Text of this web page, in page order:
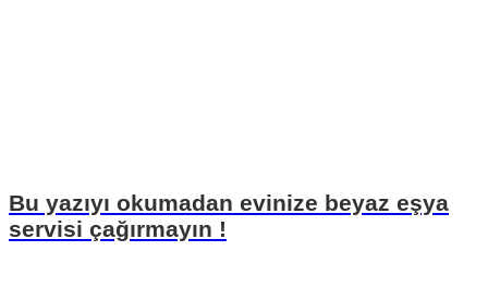
Bu yazıyı okumadan evinize beyaz eşya
servisi çağırmayın !